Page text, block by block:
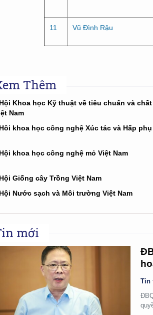
11 Vũ Đình Rậu
Thêm
Hội Khoa học Kỹ thuật về tiêu chuẩn và
Nam
Hôi khoa học công nghệ Xúc tác và Hấp phụ
Hội khoa học công nghệ mỏ Việt Nam
Hội Giống cây Trồng Việt Nam
Hội Nước sạch và Môi trường Việt Nam
mới
Tin